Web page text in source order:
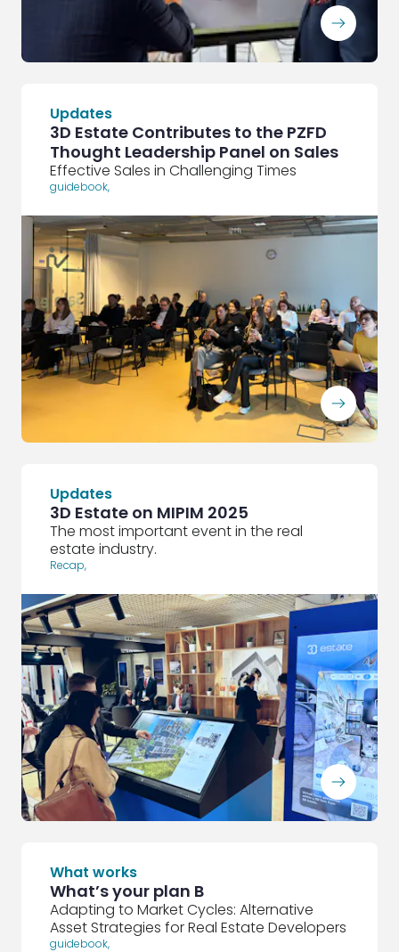
ArrowRightLong
Updates
3D Estate Contributes to the PZFD
Thought Leadership Panel on Sales
Effective Sales in Challenging Times
guidebook,
ArrowRightLong
Updates
3D Estate on MIPIM 2025
The most important event in the real
estate industry.
Recap,
ArrowRightLong
What works
What’s your plan B
Adapting to Market Cycles: Alternative
Asset Strategies for Real Estate Developers
guidebook,